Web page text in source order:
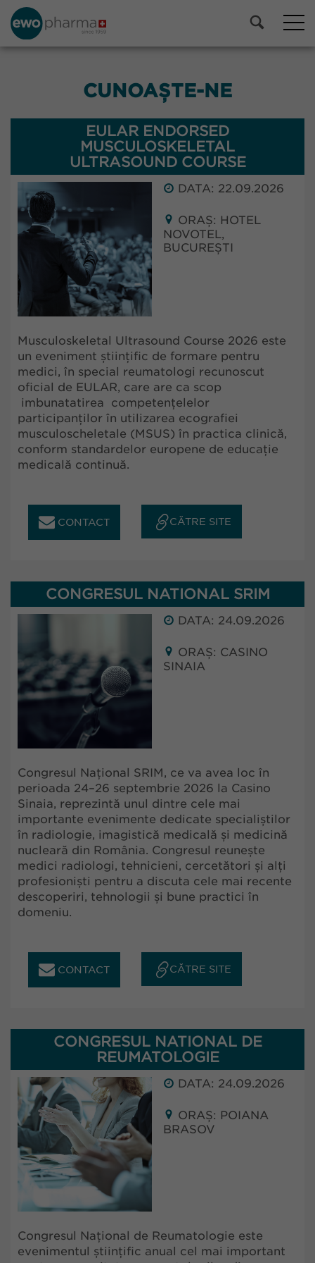
CUNOAȘTE-NE
EULAR ENDORSED
MUSCULOSKELETAL
ULTRASOUND COURSE
DATA: 22.09.2026
ORAȘ: HOTEL
NOVOTEL,
BUCUREȘTI
Musculoskeletal Ultrasound Course 2026 este
un eveniment științific de formare pentru
medici, în special reumatologi recunoscut
oficial de EULAR, care are ca scop
imbunatatirea competențelelor
participanților în utilizarea ecografiei
musculoscheletale (MSUS) în practica clinică,
conform standardelor europene de educație
medicală continuă.
CONTACT CĂTRE SITE
CONGRESUL NATIONAL SRIM
DATA: 24.09.2026
ORAȘ: CASINO
SINAIA
Congresul Național SRIM, ce va avea loc în
perioada 24–26 septembrie 2026 la Casino
Sinaia, reprezintă unul dintre cele mai
importante evenimente dedicate specialiștilor
în radiologie, imagistică medicală și medicină
nucleară din România. Congresul reunește
medici radiologi, tehnicieni, cercetători și alți
profesioniști pentru a discuta cele mai recente
descoperiri, tehnologii și bune practici în
domeniu.
CONTACT CĂTRE SITE
CONGRESUL NATIONAL DE
REUMATOLOGIE
DATA: 24.09.2026
ORAȘ: POIANA
BRASOV
Congresul Național de Reumatologie este
evenimentul științific anual cel mai important